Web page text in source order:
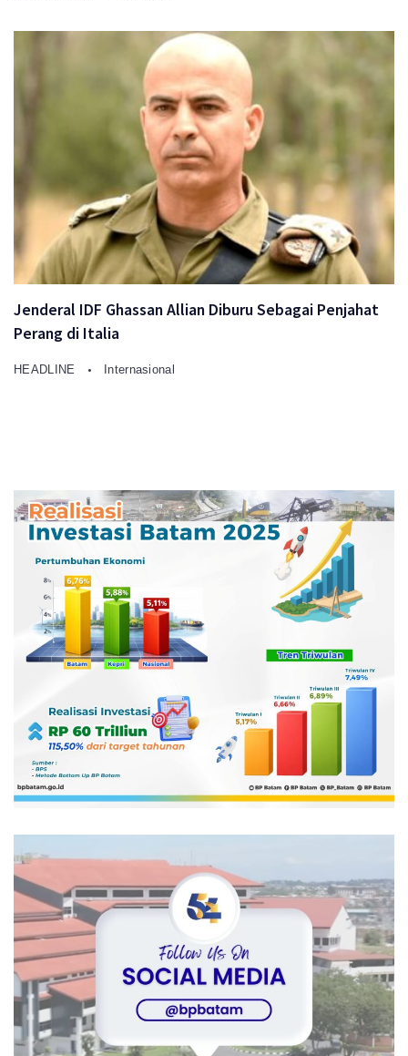
Jenderal IDF Ghassan Allian Diburu Sebagai Penjahat
Perang di Italia
HEADLINE Internasional